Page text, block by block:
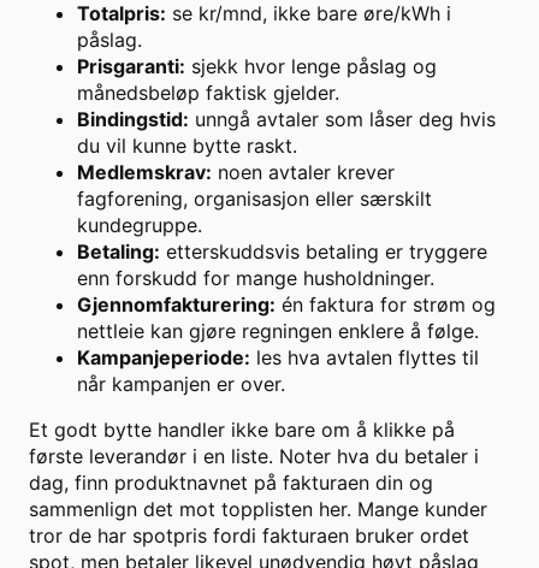
Totalpris: se kr/mnd, ikke bare øre/kWh i
påslag.
Prisgaranti: sjekk hvor lenge påslag og
månedsbeløp faktisk gjelder.
Bindingstid: unngå avtaler som låser deg hvis
du vil kunne bytte raskt.
Medlemskrav: noen avtaler krever
fagforening, organisasjon eller særskilt
kundegruppe.
Betaling: etterskuddsvis betaling er tryggere
enn forskudd for mange husholdninger.
Gjennomfakturering: én faktura for strøm og
nettleie kan gjøre regningen enklere å følge.
Kampanjeperiode: les hva avtalen flyttes til
når kampanjen er over.
Et godt bytte handler ikke bare om å klikke på
første leverandør i en liste. Noter hva du betaler i
dag, finn produktnavnet på fakturaen din og
sammenlign det mot topplisten her. Mange kunder
tror de har spotpris fordi fakturaen bruker ordet
spot, men betaler likevel unødvendig høyt påslag